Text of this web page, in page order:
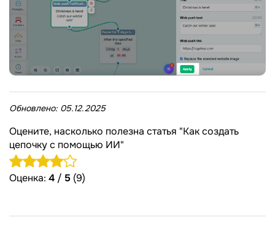
Обновлено: 05.12.2025
Оцените, насколько полезна статья "Как создать
цепочку с помощью ИИ"
Оценка: 4 / 5 (9)